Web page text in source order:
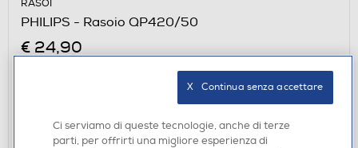
RASOI
PHILIPS - Rasoio QP420/50
€ 24,90
AGGIUNGI
Ci serviamo di queste tecnologie, anche di terze
parti, per offrirti una migliore esperienza di
X   Continua senza accettare